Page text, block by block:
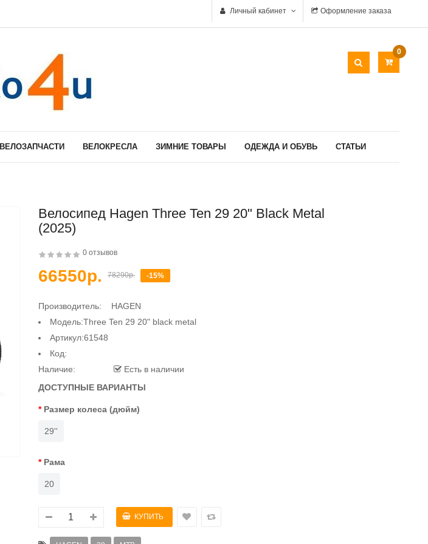
Личный кабинет Оформление заказа
0
ВЕЛОЗАПЧАСТИ ВЕЛОКРЕСЛА ЗИМНИЕ ТОВАРЫ ОДЕЖДА И ОБУВЬ СТАТЬИ
Велосипед Hagen Three Ten 29 20" Black Metal
(2025)
0 отзывов
66550р. 78290р. -15%
Производитель:
HAGEN
Модель:Three Ten 29 20" black metal
Артикул:61548
Код:
Наличие:
Есть в наличии
ДОСТУПНЫЕ ВАРИАНТЫ
Размер колеса (дюйм)
29''
Рама
20